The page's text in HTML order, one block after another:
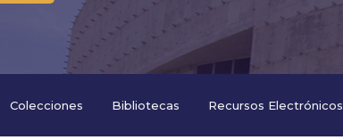
Colecciones Bibliotecas Recursos Electrónicos